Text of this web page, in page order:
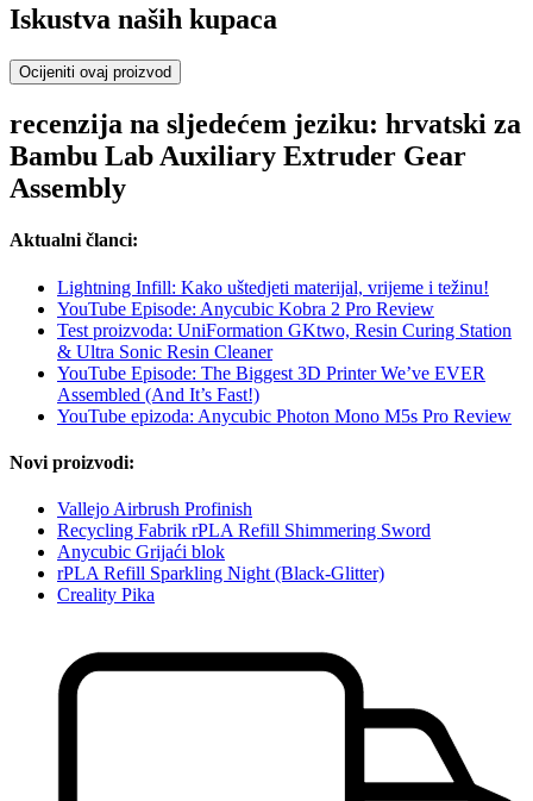
Iskustva naših kupaca
Ocijeniti ovaj proizvod
recenzija na sljedećem jeziku: hrvatski za
Bambu Lab Auxiliary Extruder Gear
Assembly
Aktualni članci:
Lightning Infill: Kako uštedjeti materijal, vrijeme i težinu!
YouTube Episode: Anycubic Kobra 2 Pro Review
Test proizvoda: UniFormation GKtwo, Resin Curing Station
& Ultra Sonic Resin Cleaner
YouTube Episode: The Biggest 3D Printer We’ve EVER
Assembled (And It’s Fast!)
YouTube epizoda: Anycubic Photon Mono M5s Pro Review
Novi proizvodi:
Vallejo Airbrush Profinish
Recycling Fabrik rPLA Refill Shimmering Sword
Anycubic Grijaći blok
rPLA Refill Sparkling Night (Black-Glitter)
Creality Pika